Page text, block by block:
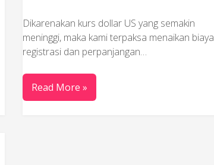
Dikarenakan kurs dollar US yang semakin
meninggi, maka kami terpaksa menaikan biaya
registrasi dan perpanjangan…
Read More »